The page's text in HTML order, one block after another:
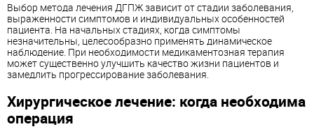
Выбор метода лечения ДГПЖ зависит от стадии заболевания,
выраженности симптомов и индивидуальных особенностей
пациента. На начальных стадиях, когда симптомы
незначительны, целесообразно применять динамическое
наблюдение. При необходимости медикаментозная терапия
может существенно улучшить качество жизни пациентов и
замедлить прогрессирование заболевания.
Хирургическое лечение: когда необходима
операция